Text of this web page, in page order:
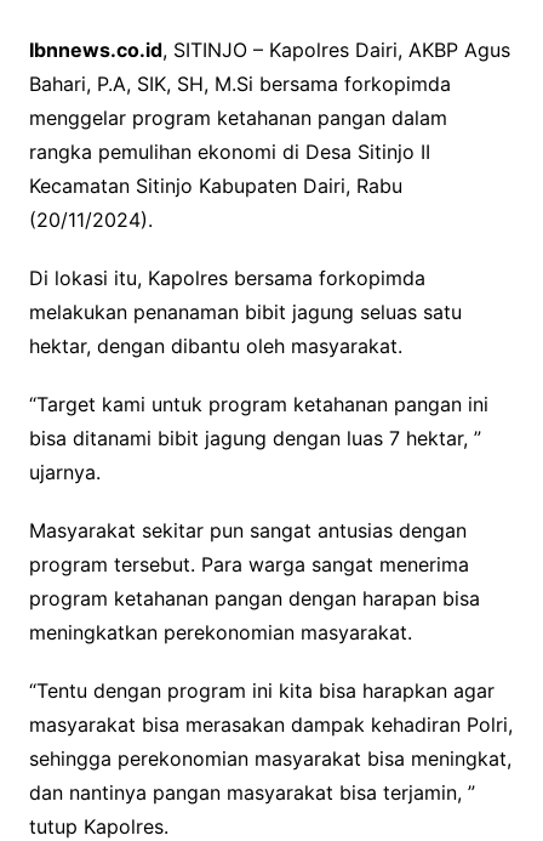
c
e
b
o
o
k
i
t
t
e
r
a
t
s
A
p
p
y
L
i
n
Ibnnews.co.id, SITINJO – Kapolres Dairi, AKBP Agus
Bahari, P.A, SIK, SH, M.Si bersama forkopimda
menggelar program ketahanan pangan dalam
rangka pemulihan ekonomi di Desa Sitinjo II
Kecamatan Sitinjo Kabupaten Dairi, Rabu
(20/11/2024).
Di lokasi itu, Kapolres bersama forkopimda
melakukan penanaman bibit jagung seluas satu
hektar, dengan dibantu oleh masyarakat.
“Target kami untuk program ketahanan pangan ini
bisa ditanami bibit jagung dengan luas 7 hektar, ”
ujarnya.
Masyarakat sekitar pun sangat antusias dengan
program tersebut. Para warga sangat menerima
program ketahanan pangan dengan harapan bisa
meningkatkan perekonomian masyarakat.
“Tentu dengan program ini kita bisa harapkan agar
masyarakat bisa merasakan dampak kehadiran Polri,
sehingga perekonomian masyarakat bisa meningkat,
dan nantinya pangan masyarakat bisa terjamin, ”
tutup Kapolres.